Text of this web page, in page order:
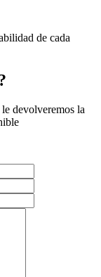
de cada
devolveremos la